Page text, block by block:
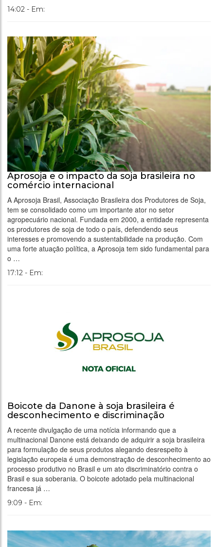
14:02 - Em:
Aprosoja e o impacto da soja brasileira no
comércio internacional
A Aprosoja Brasil, Associação Brasileira dos Produtores de Soja,
tem se consolidado como um importante ator no setor
agropecuário nacional. Fundada em 2000, a entidade representa
os produtores de soja de todo o país, defendendo seus
interesses e promovendo a sustentabilidade na produção. Com
uma forte atuação política, a Aprosoja tem sido fundamental para
o …
17:12 - Em:
Boicote da Danone à soja brasileira é
desconhecimento e discriminação
A recente divulgação de uma notícia informando que a
multinacional Danone está deixando de adquirir a soja brasileira
para formulação de seus produtos alegando desrespeito à
legislação europeia é uma demonstração de desconhecimento ao
processo produtivo no Brasil e um ato discriminatório contra o
Brasil e sua soberania. O boicote adotado pela multinacional
francesa já …
9:09 - Em: